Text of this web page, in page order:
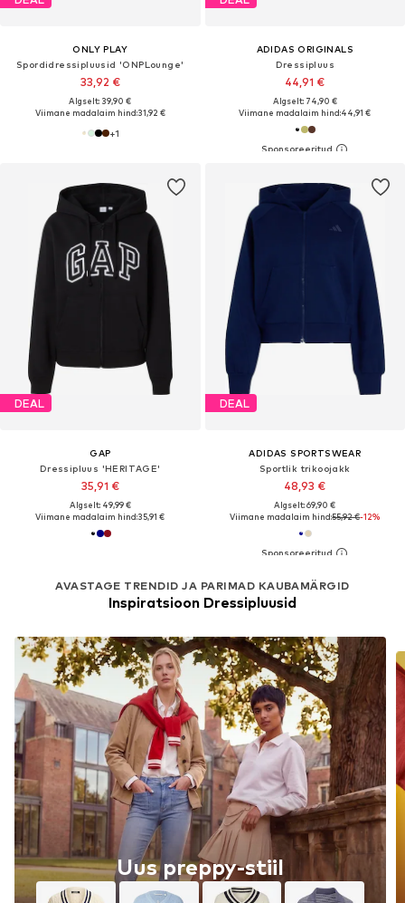
ONLY PLAY
Spordidressipluusid 'ONPLounge'
33,92 €
Algselt: 39,90 €
Viimane madalaim hind:31,92 €
+1
ADIDAS ORIGINALS
Dressipluus
44,91 €
Algselt: 74,90 €
Viimane madalaim hind:44,91 €
DEAL
GAP
Dressipluus 'HERITAGE'
35,91 €
Algselt: 49,99 €
Viimane madalaim hind:35,91 €
DEAL
ADIDAS SPORTSWEAR
Sportlik trikoojakk
48,93 €
Algselt: 69,90 €
Viimane madalaim hind:55,92 €-12%
AVASTAGE TRENDID JA PARIMAD KAUBAMÄRGID
Inspiratsioon Dressipluusid
Uus preppy-stiil